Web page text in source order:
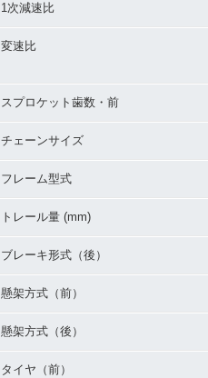
1次減速比
変速比
スプロケット歯数・前
チェーンサイズ
フレーム型式
トレール量 (mm)
ブレーキ形式（後）
懸架方式（前）
懸架方式（後）
タイヤ（前）